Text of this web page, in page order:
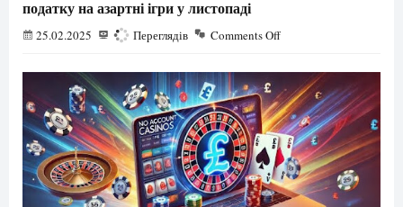
податку на азартні ігри у листопаді
25.02.2025 458 Переглядів Comments Off